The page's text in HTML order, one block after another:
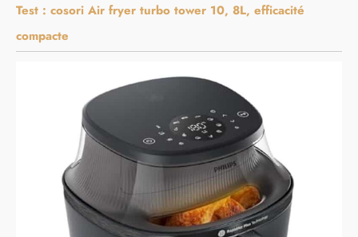
Test : cosori Air fryer turbo tower 10, 8L, efficacité
compacte